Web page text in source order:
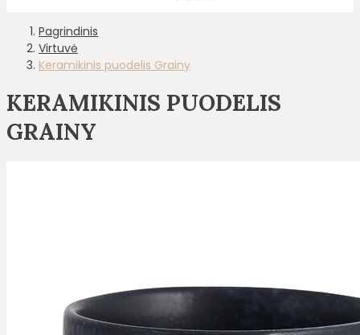
Pagrindinis
Virtuvė
Keramikinis puodelis Grainy
KERAMIKINIS PUODELIS
GRAINY